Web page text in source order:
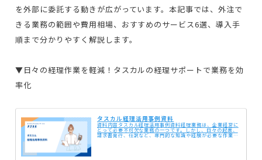
を外部に委託する動きが広がっています。本記事では、外注で
きる業務の範囲や費用相場、おすすめのサービス6選、導入手
順まで分かりやすく解説します。
▼日々の経理作業を軽減！タスカルの経理サポートで業務を効
率化
タスカル経理活用事例資料
資料内容タスカル経理活用事例資料経理業務は、企業経営に
とって必要不可欠な業務の一つです。しかし、日々の起票、
請求書発行、仕訳など、専門的な知識や経験が必要な作業が